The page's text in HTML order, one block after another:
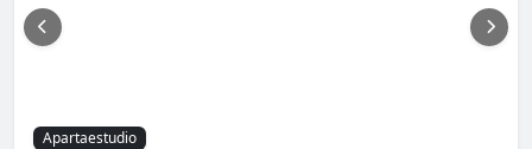
Apartaestudio